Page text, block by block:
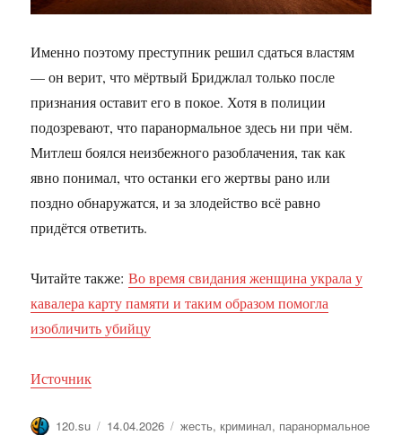
Именно поэтому преступник решил сдаться властям
— он верит, что мёртвый Бриджлал только после
признания оставит его в покое. Хотя в полиции
подозревают, что паранормальное здесь ни при чём.
Митлеш боялся неизбежного разоблачения, так как
явно понимал, что останки его жертвы рано или
поздно обнаружатся, и за злодейство всё равно
придётся ответить.
Читайте также:Во время свидания женщина украла у
кавалера карту памяти и таким образом помогла
изобличить убийцу
Источник
Автор
120.su Опубликовано
14.04.2026 Метки
жесть, криминал, паранормальное